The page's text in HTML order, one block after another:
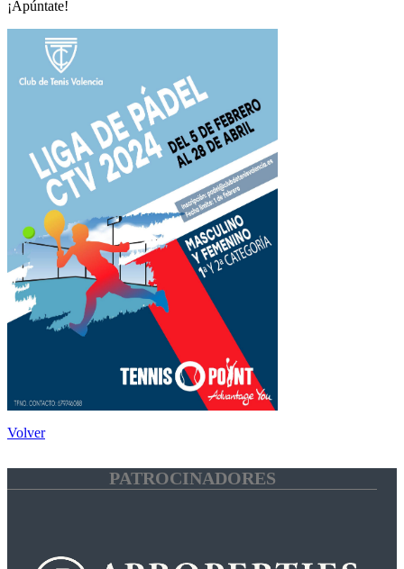
¡Apúntate!
Volver
PATROCINADORES